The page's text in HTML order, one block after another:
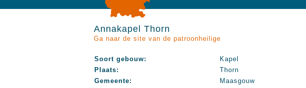
Annakapel Thorn
Ga naar de site van de patroonheilige
Soort gebouw:
Kapel
Plaats:
Thorn
Gemeente:
Maasgouw